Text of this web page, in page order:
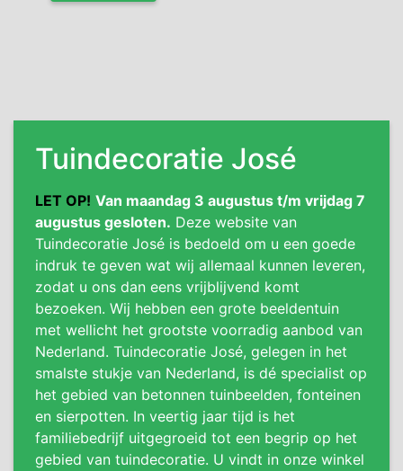
Tuindecoratie José
LET OP! Van maandag 3 augustus t/m vrijdag 7
augustus gesloten. Deze website van
Tuindecoratie José is bedoeld om u een goede
indruk te geven wat wij allemaal kunnen leveren,
zodat u ons dan eens vrijblijvend komt
bezoeken. Wij hebben een grote beeldentuin
met wellicht het grootste voorradig aanbod van
Nederland. Tuindecoratie José, gelegen in het
smalste stukje van Nederland, is dé specialist op
het gebied van betonnen tuinbeelden, fonteinen
en sierpotten. In veertig jaar tijd is het
familiebedrijf uitgegroeid tot een begrip op het
gebied van tuindecoratie. U vindt in onze winkel